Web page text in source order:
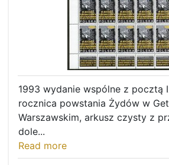
1993 wydanie wspólne z pocztą
rocznica powstania Żydów w
Warszawskim, arkusz czysty z
dole...
Read more